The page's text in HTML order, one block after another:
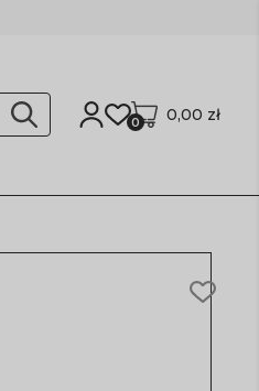
0,00 zł
0